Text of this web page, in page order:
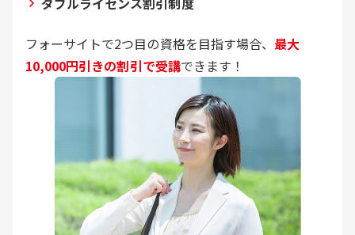
フォーサイトで2つ目の資格を目指す場合、 最大
10,000円引きの割引で受講できます！